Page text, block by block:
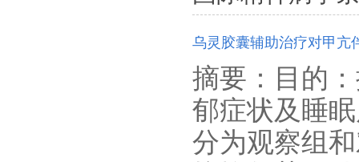
乌灵胶囊辅助治疗对甲亢
摘要：目的
郁症状及睡
分为观察组